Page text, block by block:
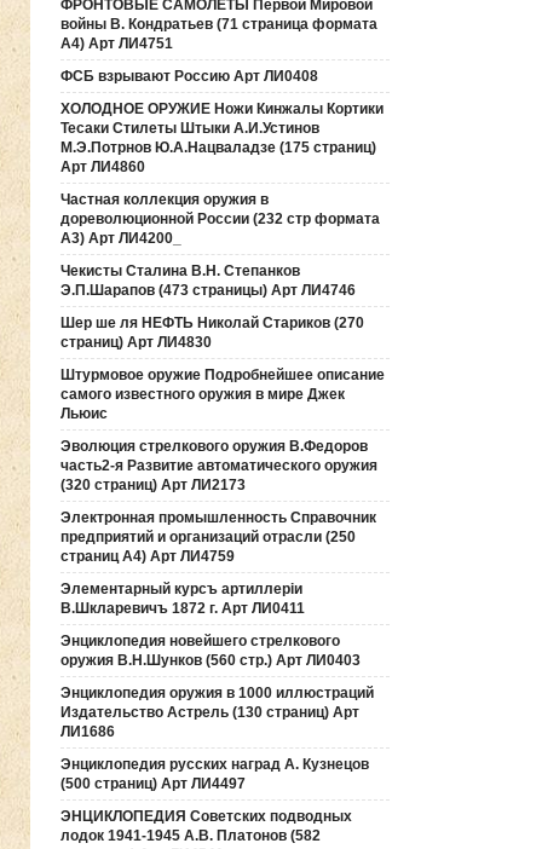
ФРОНТОВЫЕ САМОЛЕТЫ Первой Мировой
войны В. Кондратьев (71 страница формата
А4) Арт ЛИ4751
ФСБ взрывают Россию Арт ЛИ0408
ХОЛОДНОЕ ОРУЖИЕ Ножи Кинжалы Кортики
Тесаки Стилеты Штыки А.И.Устинов
М.Э.Потрнов Ю.А.Нацваладзе (175 страниц)
Арт ЛИ4860
Частная коллекция оружия в
дореволюционной России (232 стр формата
А3) Арт ЛИ4200_
Чекисты Сталина В.Н. Степанков
Э.П.Шарапов (473 страницы) Арт ЛИ4746
Шер ше ля НЕФТЬ Николай Стариков (270
страниц) Арт ЛИ4830
Штурмовое оружие Подробнейшее описание
самого известного оружия в мире Джек
Льюис
Эволюция стрелкового оружия В.Федоров
часть2-я Развитие автоматического оружия
(320 страниц) Арт ЛИ2173
Электронная промышленность Справочник
предприятий и организаций отрасли (250
страниц А4) Арт ЛИ4759
Элементарный курсъ артиллерiи
В.Шкларевичъ 1872 г. Арт ЛИ0411
Энциклопедия новейшего стрелкового
оружия В.Н.Шунков (560 стр.) Арт ЛИ0403
Энциклопедия оружия в 1000 иллюстраций
Издательство Астрель (130 страниц) Арт
ЛИ1686
Энциклопедия русских наград А. Кузнецов
(500 страниц) Арт ЛИ4497
ЭНЦИКЛОПЕДИЯ Советских подводных
лодок 1941-1945 А.В. Платонов (582